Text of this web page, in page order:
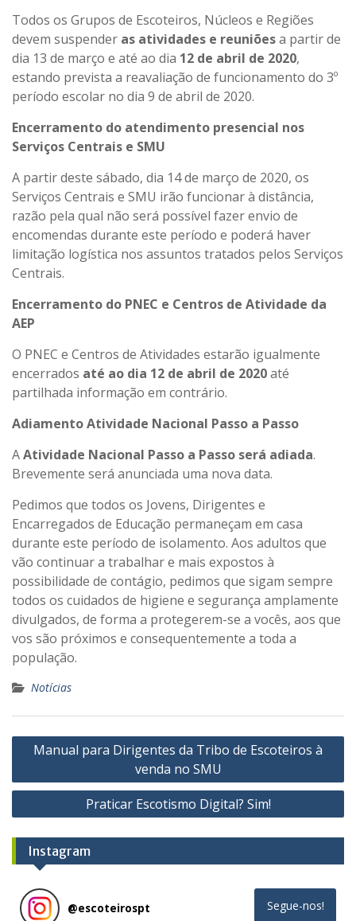
Todos os Grupos de Escoteiros, Núcleos e Regiões
devem suspender as atividades e reuniõesa partir de
dia 13 de março e até ao dia 12 de abril de 2020,
estando prevista a reavaliação de funcionamento do 3º
período escolar no dia 9 de abril de 2020.
Encerramento do atendimento presencial nos
Serviços Centrais e SMU
A partir deste sábado, dia 14 de março de 2020, os
Serviços Centrais e SMU irão funcionar à distância,
razão pela qual não será possível fazer envio de
encomendas durante este período e poderá haver
limitação logística nos assuntos tratados pelos Serviços
Centrais.
Encerramento do PNEC e Centros de Atividade da
AEP
O PNEC e Centros de Atividades estarão igualmente
encerrados até ao dia 12 de abril de 2020até
partilhada informação em contrário.
Adiamento Atividade Nacional Passo a Passo
AAtividade Nacional Passo a Passo será adiada.
Brevemente será anunciada uma nova data.
Pedimos que todos os Jovens, Dirigentes e
Encarregados de Educação permaneçam em casa
durante este período de isolamento. Aos adultos que
vão continuar a trabalhar e mais expostos à
possibilidade de contágio, pedimos que sigam sempre
todos os cuidados de higiene e segurança amplamente
divulgados, de forma a protegerem-se a vocês, aos que
vos são próximos e consequentemente a toda a
população.
Notícias
Navegação
artigos
Manual para Dirigentes da Tribo de Escoteiros à
venda no SMU
Praticar Escotismo Digital? Sim!
Instagram
@escoteirospt Segue-nos!